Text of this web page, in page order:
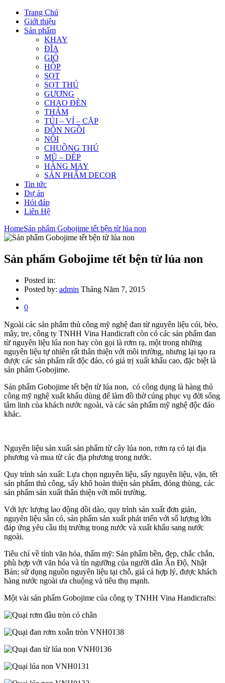
Trang Chủ
Giới thiệu
Sản phẩm
KHAY
ĐĨA
GIỎ
HỘP
SỌT
SỌT THÚ
GƯƠNG
CHAO ĐÈN
THẢM
TÚI – VÍ – CẶP
ĐÔN NGỒI
NÔI
CHUỒNG THÚ
MŨ – DÉP
HÀNG MAY
SẢN PHẨM DECOR
Tin tức
Dự án
Hỏi đáp
Liên Hệ
HomeSản phẩm Gobojime tết bện từ lúa non
Sản phẩm Gobojime tết bện từ lúa non
Posted in:
Posted by: admin Tháng Năm 7, 2015
0
Ngoài các sản phẩm thủ công mỹ nghệ đan từ nguyên liệu cói, bèo,
mây, tre, công ty TNHH Vina Handicraft còn có các sản phẩm đan
từ nguyên liệu lúa non hay còn gọi là rơm rạ, một trong những
nguyên liệu tự nhiên rất thân thiện với môi trường, nhưng lại tạo ra
được các sản phẩm rất độc đáo, có giá trị xuất khẩu cao, đặc biệt là
sản phẩm Gobojime.
Sản phẩm Gobojime tết bện từ lúa non, có công dụng là hàng thủ
công mỹ nghệ xuất khẩu dùng để làm đồ thờ cúng phục vụ đời sống
tâm linh của khách nước ngoài, và các sản phẩm mỹ nghệ độc đáo
khác.
Nguyên liệu sản xuất sản phẩm từ cây lúa non, rơm rạ có tại địa
phương và mua từ các địa phương trong nước.
Quy trình sản xuất: Lựa chọn nguyên liệu, sấy nguyên liệu, vặn, tết
sản phẩm thủ công, sấy khô hoàn thiện sản phẩm, đóng thùng, các
sản phẩm sản xuất thân thiện với môi trường.
Với lực lượng lao động dồi dào, quy trình sản xuất đơn giản,
nguyên liệu sẵn có, sản phẩm sản xuất phát triển với số lượng lớn
đáp ứng yêu cầu thị trường trong nước và xuất khẩu sang nước
ngoài.
Tiêu chí về tính văn hóa, thẩm mỹ: Sản phẩm bền, đẹp, chắc chắn,
phù hợp với văn hóa và tín ngưỡng của người dân Ấn Độ, Nhật
Bản; sử dụng nguồn nguyên liệu tại chỗ, giá cả hợp lý, được khách
hàng nước ngoài ưa chuộng và tiêu thụ mạnh.
Một vài sản phẩm Gobojime của công ty TNHH Vina Handicrafts: